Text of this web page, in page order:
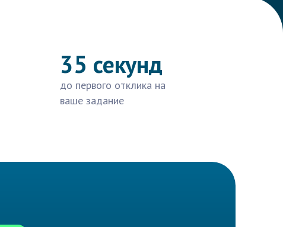
35 секунд
до первого отклика на
ваше задание